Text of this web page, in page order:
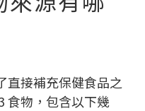
直接補充保健食品之
食物，包含以下幾